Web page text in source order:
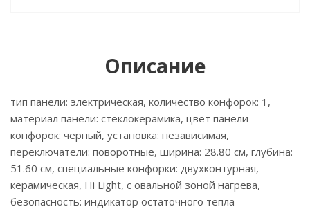
Описание
тип панели: электрическая, количество конфорок: 1,
материал панели: стеклокерамика, цвет панели
конфорок: черный, установка: независимая,
переключатели: поворотные, ширина: 28.80 см, глубина:
51.60 см, специальные конфорки: двухконтурная,
керамическая, Hi Light, с овальной зоной нагрева,
безопасность: индикатор остаточного тепла